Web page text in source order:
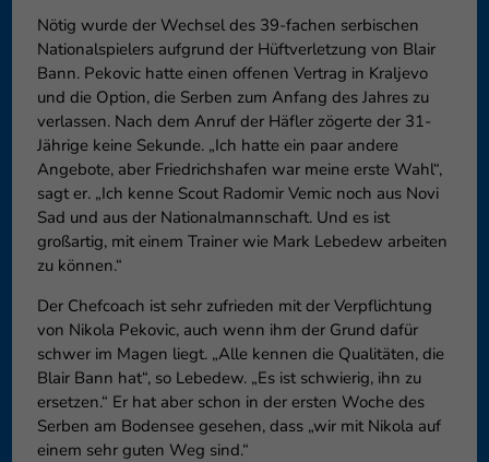
Nötig wurde der Wechsel des 39-fachen serbischen
Nationalspielers aufgrund der Hüftverletzung von Blair
Bann. Pekovic hatte einen offenen Vertrag in Kraljevo
und die Option, die Serben zum Anfang des Jahres zu
verlassen. Nach dem Anruf der Häfler zögerte der 31-
Jährige keine Sekunde. „Ich hatte ein paar andere
Angebote, aber Friedrichshafen war meine erste Wahl“,
sagt er. „Ich kenne Scout Radomir Vemic noch aus Novi
Sad und aus der Nationalmannschaft. Und es ist
großartig, mit einem Trainer wie Mark Lebedew arbeiten
zu können.“
Der Chefcoach ist sehr zufrieden mit der Verpflichtung
von Nikola Pekovic, auch wenn ihm der Grund dafür
schwer im Magen liegt. „Alle kennen die Qualitäten, die
Blair Bann hat“, so Lebedew. „Es ist schwierig, ihn zu
ersetzen.“ Er hat aber schon in der ersten Woche des
Serben am Bodensee gesehen, dass „wir mit Nikola auf
einem sehr guten Weg sind.“
Einwilligung mehr.
Cookie-Informationen anzeigen
Datenschutzerklärung Impressum